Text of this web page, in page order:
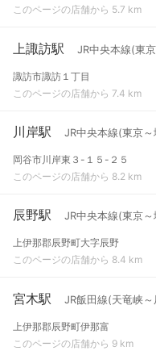
このページの店舗から 5.7 km
上諏訪駅 JR中央本線(東
諏訪市諏訪１丁目
このページの店舗から 7.4 km
川岸駅 JR中央本線(東京～
岡谷市川岸東３-１５-２５
このページの店舗から 8.2 km
辰野駅 JR中央本線(東京
上伊那郡辰野町大字辰野
このページの店舗から 8.4 km
宮木駅 JR飯田線(天竜峡～
上伊那郡辰野町伊那富
このページの店舗から 9 km